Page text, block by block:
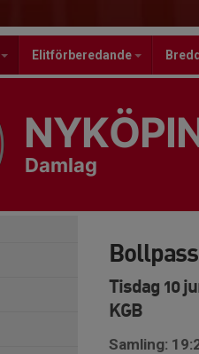
Elitförberedande
Damlag
Bollpass
Tisdag 10
KGB
Samling: